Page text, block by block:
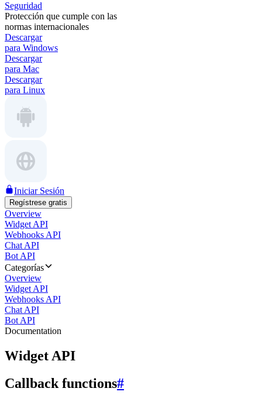
Seguridad
Protección que cumple con las
normas internacionales
Descargar
para Windows
Descargar
para Mac
Descargar
para Linux
Iniciar Sesión
Regístrese gratis
Overview
Widget API
Webhooks API
Chat API
Bot API
Categorías
Overview
Widget API
Webhooks API
Chat API
Bot API
Documentation
Widget API
Callback functions#